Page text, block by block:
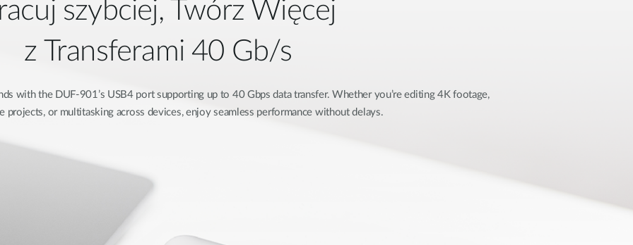
szybciej, Twórz Więcej
z Transferami 40 Gb/s
with the DUF-901’s USB4 port supporting up to 40 Gbps data transfer. Whether you’re editing 4K footage,
projects, or multitasking across devices, enjoy seamless performance without delays.